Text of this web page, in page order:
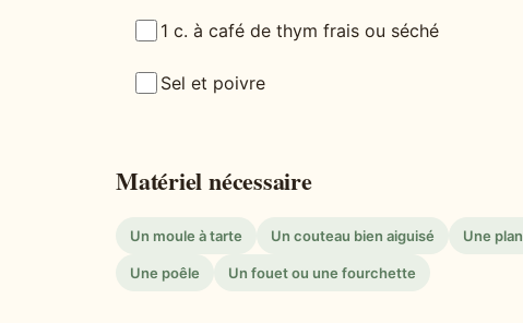
1 c. à café de thym frais ou séché
Sel et poivre
Matériel nécessaire
Un moule à tarte Un couteau bien aiguisé Une
Une poêle Un fouet ou une fourchette